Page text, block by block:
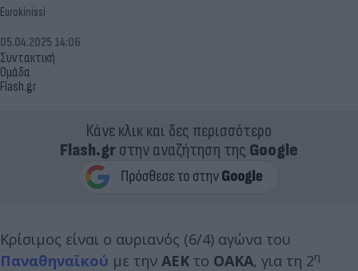
Eurokinissi
Συντακτική
Ομάδα
Flash.gr
05.04.2025 14:06
Κάνε κλικ και δες περισσότερο
Flash.grστην αναζήτηση της Google
Κρίσιμος είναι ο αυριανός (6/4) αγώνα του
Παναθηναϊκού με την ΑΕΚ το ΟΑΚΑ, για τη 2η